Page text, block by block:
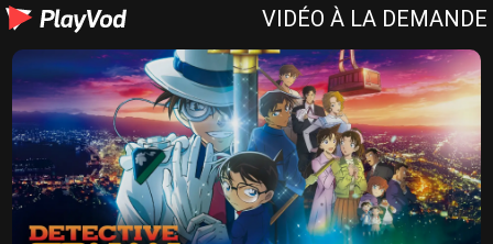
VIDÉO À LA DEMANDE